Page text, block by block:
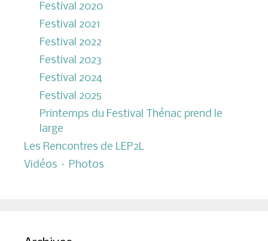
Festival 2020
Festival 2021
Festival 2022
Festival 2023
Festival 2024
Festival 2025
Printemps du Festival Thénac prend le
large
Les Rencontres de LEP2L
Vidéos – Photos